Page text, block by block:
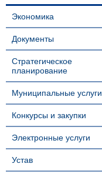
Экономика
Документы
Стратегическое
планирование
Муниципальные услуги
Конкурсы и закупки
Электронные услуги
Устав